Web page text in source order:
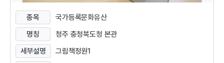
종목
국가등록문화유산
명칭
청주 충청북도청 본관
세부설명
그림책정원1